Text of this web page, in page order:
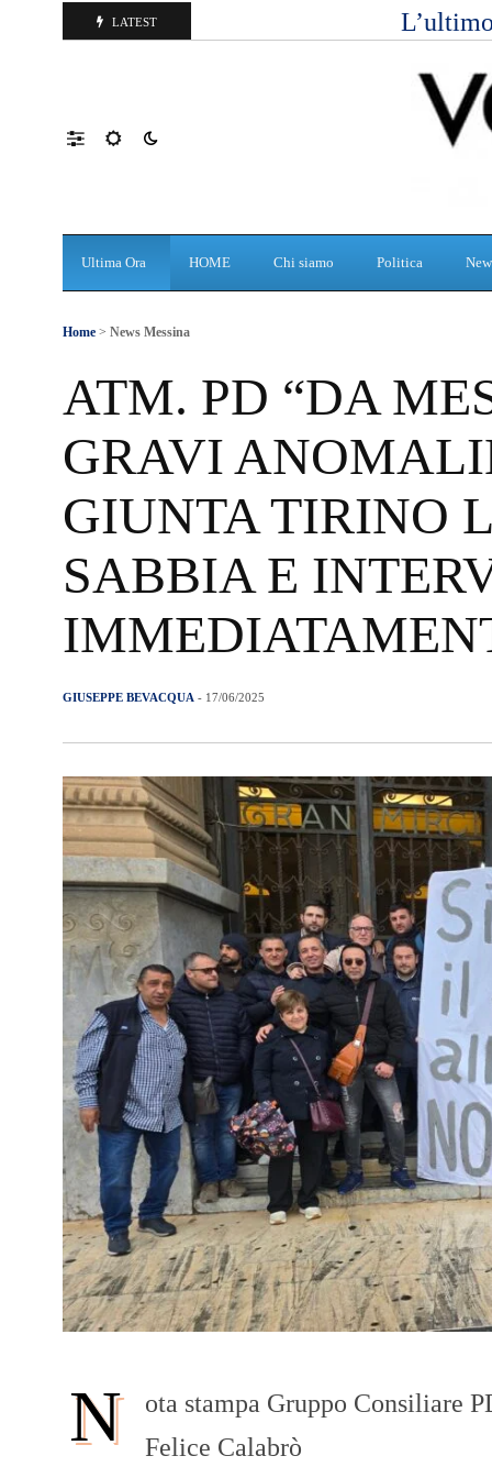
LATEST
Ultima Ora HOME Chi siamo Politica
Home > News Messina
ATM. PD “DA
GRAVI
GIUNTA TIRINO
SABBIA E
GIUSEPPE BEVACQUA - 17/06/2025
N
ota stampa Gruppo Consiliare
Felice Calabrò